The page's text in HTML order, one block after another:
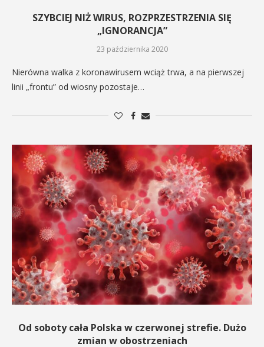
SZYBCIEJ NIŻ WIRUS, ROZPRZESTRZENIA SIĘ
„IGNORANCJA”
23 października 2020
Nierówna walka z koronawirusem wciąż trwa, a na pierwszej
linii „frontu” od wiosny pozostaje…
Od soboty cała Polska w czerwonej strefie. Dużo
zmian w obostrzeniach